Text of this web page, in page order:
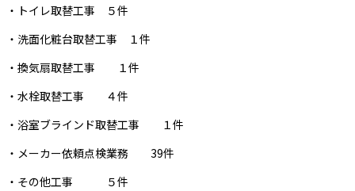
・トイレ取替工事 ５件
・洗面化粧台取替工事 １件
・換気扇取替工事 １件
・水栓取替工事 ４件
・浴室ブラインド取替工事 １件
・メーカー依頼点検業務 39件
・その他工事 ５件